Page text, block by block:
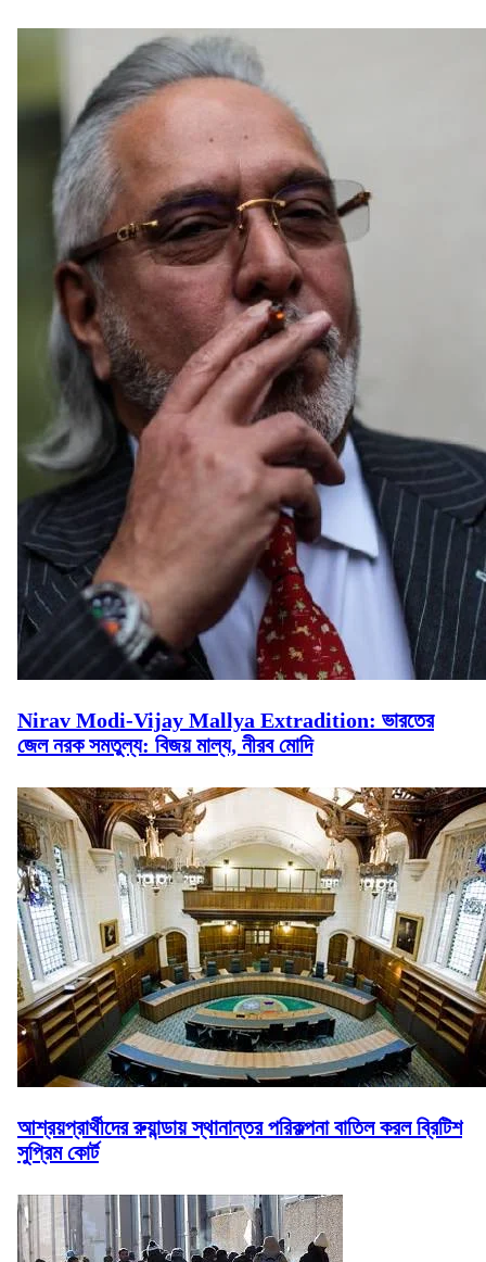
Nirav Modi-Vijay Mallya Extradition: ভারতের
জেল নরক সমতুল্য: বিজয় মাল্য, নীরব মোদি
আশ্রয়প্রার্থীদের রুয়ান্ডায় স্থানান্তর পরিকল্পনা বাতিল করল ব্রিটিশ
সুপ্রিম কোর্ট